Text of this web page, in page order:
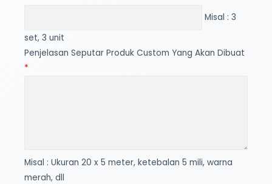
Misal : 3
set, 3 unit
Penjelasan Seputar Produk Custom Yang Akan Dibuat
*
Misal : Ukuran 20 x 5 meter, ketebalan 5 mili, warna
merah, dll